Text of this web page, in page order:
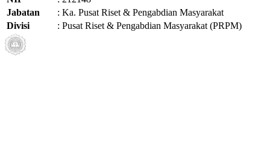
Jabatan
: Ka. Pusat Riset & Pengabdian Masyarakat
Divisi
: Pusat Riset & Pengabdian Masyarakat (PRPM)